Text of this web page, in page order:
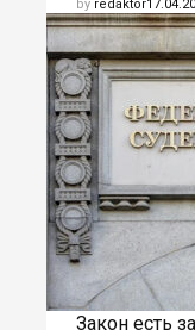
by redaktor
Закон есть